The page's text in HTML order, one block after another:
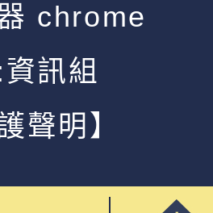
chrome
訊組
聲明】